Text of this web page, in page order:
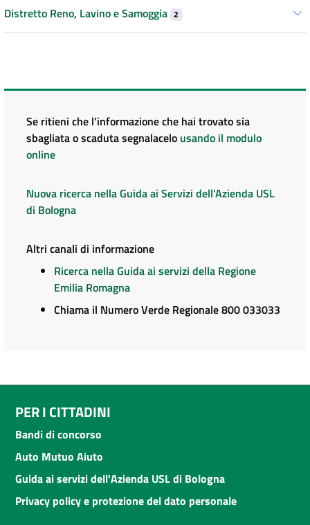
Distretto Reno, Lavino e Samoggia 2
Se ritieni che l'informazione che hai trovato sia
sbagliata o scaduta segnalacelo usando il modulo
online
Nuova ricerca nella Guida ai Servizi dell'Azienda USL
di Bologna
Altri canali di informazione
Ricerca nella Guida ai servizi della Regione
Emilia Romagna
Chiama il Numero Verde Regionale 800 033033
PER I CITTADINI
Bandi di concorso
Auto Mutuo Aiuto
Guida ai servizi dell'Azienda USL di Bologna
Privacy policy e protezione del dato personale